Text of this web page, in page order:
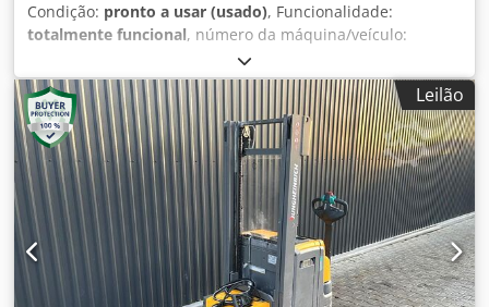
Condição: pronto a usar (usado), Funcionalidade:
totalmente funcional, número da máquina/veículo:
2015
15 254 h, altura de elevação:4 700 mm, elevação livre:
1 490 mm , tipo de mastro: triplex, altura de construção:
2 132 mm, Sem preço mínimo – venda garantida ao preço
mais alto! DETALHES TÉCNICOS Elevação livre: 1.490 mm
Altura de elevação: 4.700 mm Altura total: 2.132 mm
DETALHES DA MÁQUINA Tipo de mastro: Triplex
Djdpfozrlxgjx Akwjkr Tensão da bateria: 48 V Capacidade
da bateria: 625 Ah Ano de fabricação da bateria: 2015
Válvulas hidráulicas: 3.ª/4.ª válvula no suporte do garfo
Horas de operação: 15.254 h EQUIPAMENTO Mastro de
Leilão